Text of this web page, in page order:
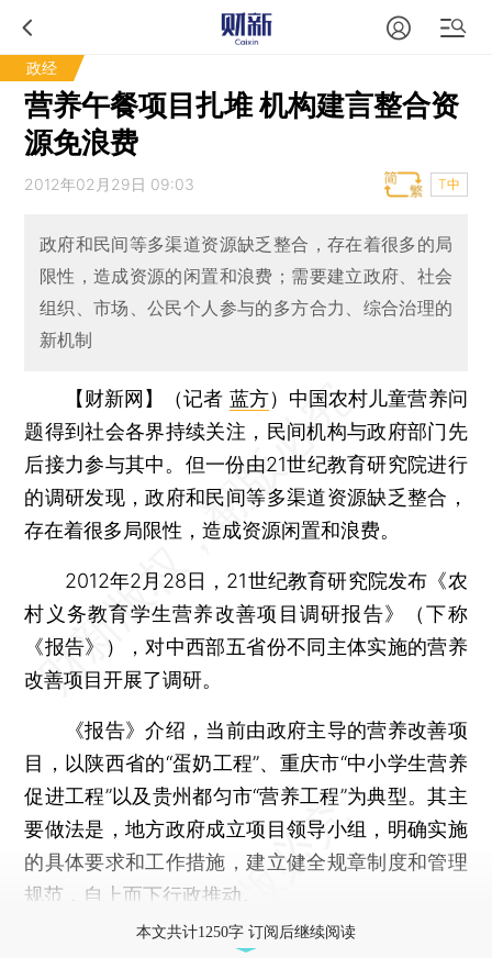
政经
营养午餐项目扎堆 机构建言整合资
源免浪费
2012年02月29日 09:03 T中
政府和民间等多渠道资源缺乏整合，存在着很多的局
限性，造成资源的闲置和浪费；需要建立政府、社会
组织、市场、公民个人参与的多方合力、综合治理的
新机制
【财新网】（记者 蓝方） 中国农村儿童营养问
题得到社会各界持续关注，民间机构与政府部门先
后接力参与其中。但一份由21世纪教育研究院进行
的调研发现，政府和民间等多渠道资源缺乏整合，
存在着很多局限性，造成资源闲置和浪费。
2012年2月28日，21世纪教育研究院发布《农
村义务教育学生营养改善项目调研报告》（下称
《报告》），对中西部五省份不同主体实施的营养
改善项目开展了调研。
《报告》介绍，当前由政府主导的营养改善项
目，以陕西省的“蛋奶工程”、重庆市“中小学生营养
促进工程”以及贵州都匀市“营养工程”为典型。其主
要做法是，地方政府成立项目领导小组，明确实施
的具体要求和工作措施，建立健全规章制度和管理
规范，自上而下行政推动。
本文共计1250字 订阅后继续阅读